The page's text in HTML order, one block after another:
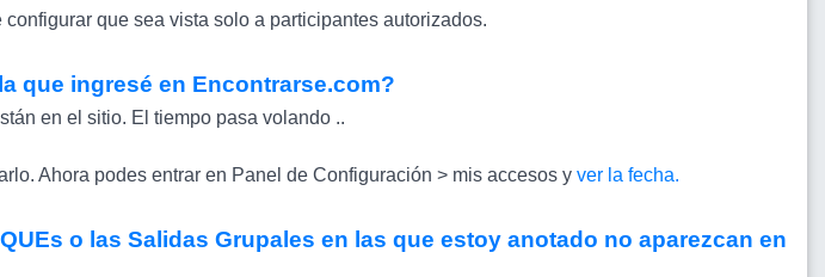
que sea vista solo a participantes autorizados.
que ingresé en Encontrarse.com?
en el sitio. El tiempo pasa volando ..
Ahora podes entrar en Panel de Configuración > mis accesos y ver la fecha.
o las Salidas Grupales en las que estoy anotado no aparezcan en